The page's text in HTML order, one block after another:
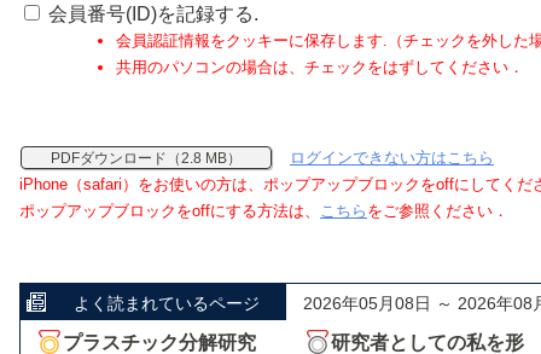
会員番号(ID)を記録する.
会員認証情報をクッキーに保存します.（チェックを外した
共用のパソコンの場合は、チェックをはずしてください．
PDFダウンロード（2.8 MB）
ログインできない方はこちら
iPhone（safari）をお使いの方は、ポップアップブロックをoffにしてくだ
ポップアップブロックをoffにする方法は、 こちら をご参照ください．
よく読まれているページ 2026年05月08日 ～ 2026年08
プラスチック分解研究
研究者としての私を形